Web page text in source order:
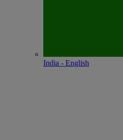
India - English